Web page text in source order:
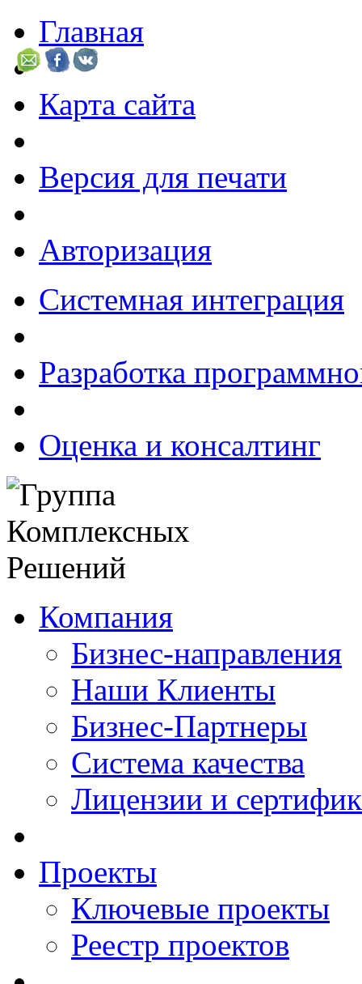
Главная
Карта сайта
Версия для печати
Авторизация
Системная интеграция
Разработка
Оценка и консалтинг
Компания
Бизнес-направления
Наши Клиенты
Бизнес-Партнеры
Система качества
Лицензии и
Проекты
Ключевые проекты
Реестр проектов